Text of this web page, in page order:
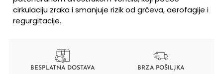
cirkulaciju zraka i smanjuje rizik od grčeva, aerofagije i
regurgitacije.
BESPLATNA DOSTAVA BRZA POŠILJKA